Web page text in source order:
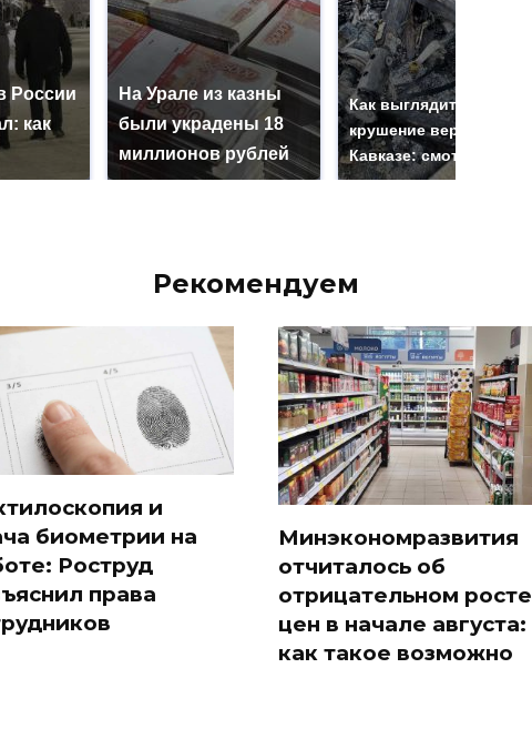
России
как
На Урале из казны
были украдены 18
миллионов рублей
Как выглядит место
крушение вертолета на
Кавказе: смотреть
Рекомендуем
и
биометрии на
Роструд
права
Минэкономразвития
отчиталось об
отрицательном росте
цен в начале августа:
как такое возможно